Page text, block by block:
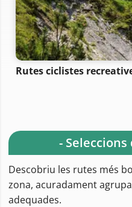
Rutes ciclistes
- Seleccions
Descobriu les rutes més
zona, acuradament
adequades.